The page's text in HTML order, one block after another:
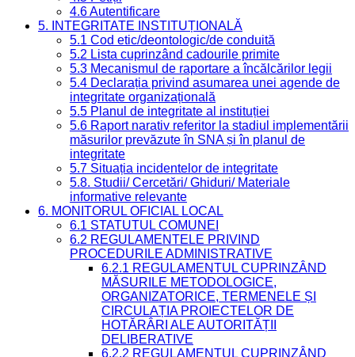
4.6 Autentificare
5. INTEGRITATE INSTITUȚIONALĂ
5.1 Cod etic/deontologic/de conduită
5.2 Lista cuprinzând cadourile primite
5.3 Mecanismul de raportare a încălcărilor legii
5.4 Declarația privind asumarea unei agende de
integritate organizațională
5.5 Planul de integritate al instituției
5.6 Raport narativ referitor la stadiul implementării
măsurilor prevăzute în SNA și în planul de
integritate
5.7 Situația incidentelor de integritate
5.8. Studii/ Cercetări/ Ghiduri/ Materiale
informative relevante
6. MONITORUL OFICIAL LOCAL
6.1 STATUTUL COMUNEI
6.2 REGULAMENTELE PRIVIND
PROCEDURILE ADMINISTRATIVE
6.2.1 REGULAMENTUL CUPRINZÂND
MĂSURILE METODOLOGICE,
ORGANIZATORICE, TERMENELE ȘI
CIRCULAȚIA PROIECTELOR DE
HOTĂRÂRI ALE AUTORITĂȚII
DELIBERATIVE
6.2.2 REGULAMENTUL CUPRINZÂND